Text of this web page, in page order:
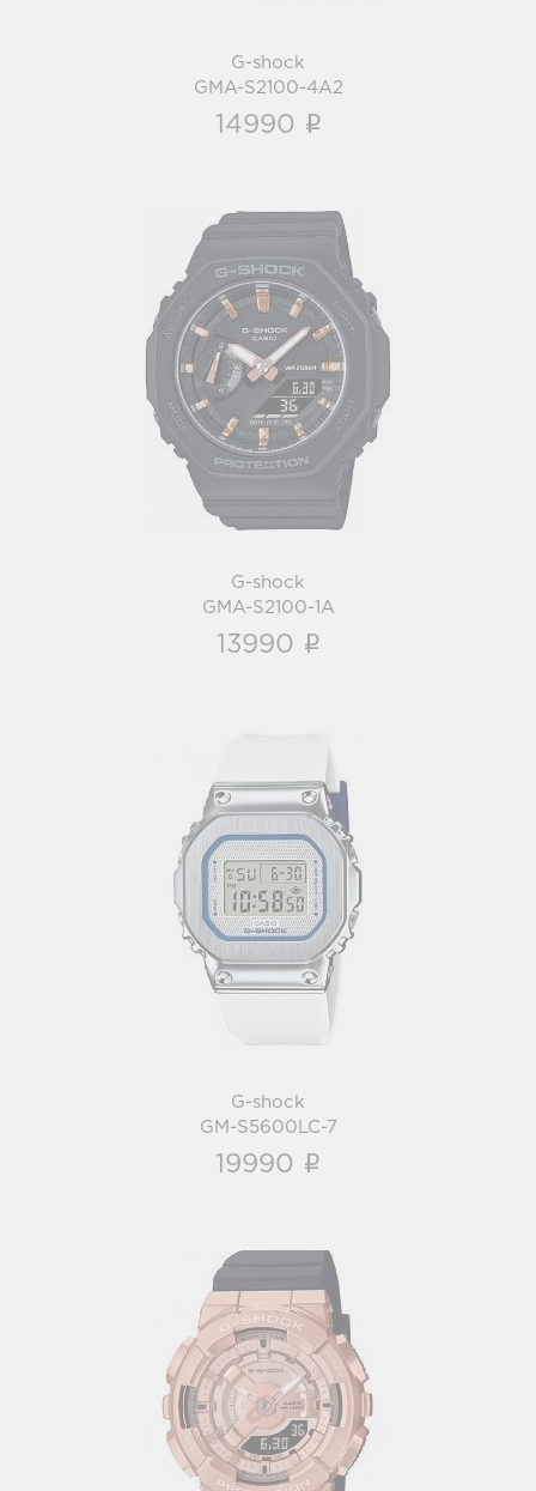
G-shock
GMA-S2100-4A2
14990 i
G-shock
GMA-S2100-1A
i
G-shock
GMA-S2100-1A
13990 i
G-shock
GM-S5600LC-7
i
G-shock
GM-S5600LC-7
19990 i
G-shock
GM-S110PG-1A
i